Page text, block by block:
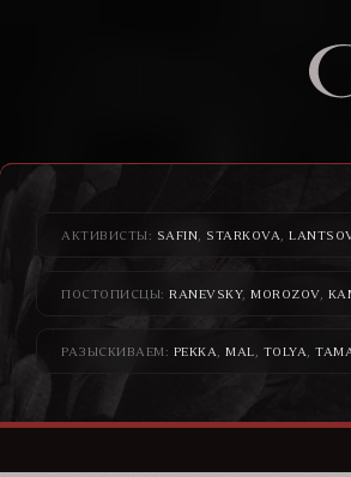
АКТИВИСТЫ: SAFIN STARKOVA
ПОСТОПИСЦЫ: RANEVSKY, MOROZOV,
РАЗЫСКИВАЕМ: PEKKA MAL TOLYA